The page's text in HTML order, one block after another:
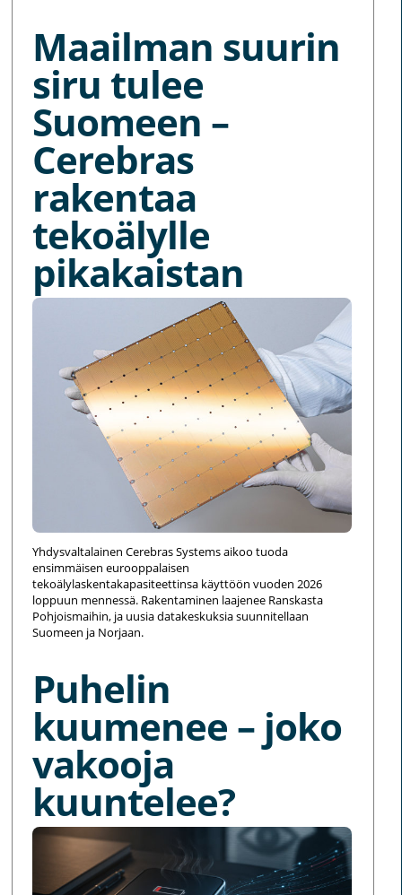
Maailman suurin
siru tulee
Suomeen –
Cerebras
rakentaa
tekoälylle
pikakaistan
Yhdysvaltalainen Cerebras Systems aikoo tuoda
ensimmäisen eurooppalaisen
tekoälylaskentakapasiteettinsa käyttöön vuoden 2026
loppuun mennessä. Rakentaminen laajenee Ranskasta
Pohjoismaihin, ja uusia datakeskuksia suunnitellaan
Suomeen ja Norjaan.
Puhelin
kuumenee – joko
vakooja
kuuntelee?